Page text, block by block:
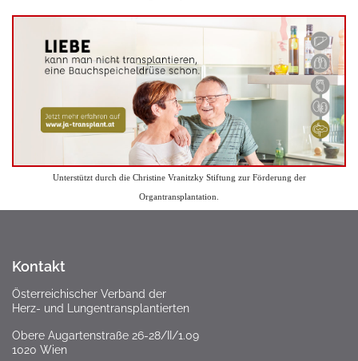
Unterstützt durch die Christine Vranitzky Stiftung zur Förderung der
Organtransplantation.
Kontakt
Österreichischer Verband der
Herz- und Lungentransplantierten
Obere Augartenstraße 26-28/II/1.09
1020 Wien